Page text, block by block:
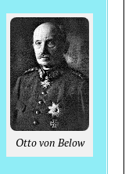
Otto von Below